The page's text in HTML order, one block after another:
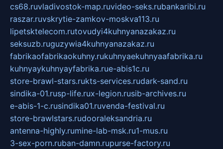
cs68.ruvladivostok-map.ruvideo-seks.rubankaribi.ru
raszar.ruvskrytie-zamkov-moskva113.ru
lipetsktelecom.rutovudyi4kuhnyanazakaz.ru
seksuzb.ruguzywia4kuhnyanazakaz.ru
fabrikaofabrikaokuhny.rukuhnyaekuhnyaafabrika.ru
kuhnyaykuhnyayfabrika.rue-abis1c.ru
store-brawl-stars.rukts-services.rudark-sand.ru
sindika-01.rusp-life.rux-legion.rusib-archives.ru
e-abis-1-c.rusindika01.ruvenda-festival.ru
store-brawlstars.rudooraleksandria.ru
antenna-highly.rumine-lab-msk.ru1-mus.ru
3-sex-porn.ruban-damn.rupurse-factory.ru